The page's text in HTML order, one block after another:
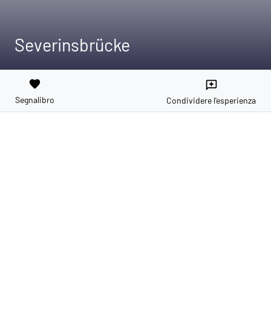
Severinsbrücke
favorite
Segnalibro
reviews
Condividere l'esperienza